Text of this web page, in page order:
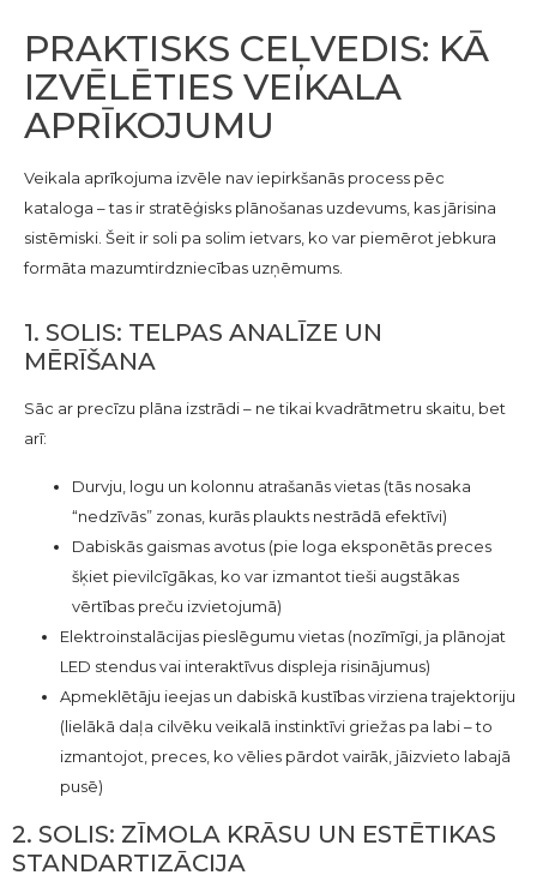
PRAKTISKS CEĻVEDIS: KĀ
IZVĒLĒTIES VEIKALA
APRĪKOJUMU
Veikala aprīkojuma izvēle nav iepirkšanās process pēc
kataloga – tas ir stratēģisks plānošanas uzdevums, kas jārisina
sistēmiski. Šeit ir soli pa solim ietvars, ko var piemērot jebkura
formāta mazumtirdzniecības uzņēmums.
1. SOLIS: TELPAS ANALĪZE UN
MĒRĪŠANA
Sāc ar precīzu plāna izstrādi – ne tikai kvadrātmetru skaitu, bet
arī:
Durvju, logu un kolonnu atrašanās vietas (tās nosaka
“nedzīvās” zonas, kurās plaukts nestrādā efektīvi)
Dabiskās gaismas avotus (pie loga eksponētās preces
šķiet pievilcīgākas, ko var izmantot tieši augstākas
vērtības preču izvietojumā)
Elektroinstalācijas pieslēgumu vietas (nozīmīgi, ja plānojat
LED stendus vai interaktīvus displeja risinājumus)
Apmeklētāju ieejas un dabiskā kustības virziena trajektoriju
(lielākā daļa cilvēku veikalā instinktīvi griežas pa labi – to
izmantojot, preces, ko vēlies pārdot vairāk, jāizvieto labajā
pusē)
2. SOLIS: ZĪMOLA KRĀSU UN ESTĒTIKAS
STANDARTIZĀCIJA